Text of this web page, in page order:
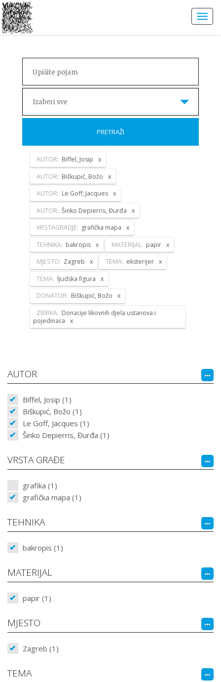
Izaberi sve
PRETRAŽI
AUTOR: Biffel, Josip
AUTOR: Biškupić, Božo
AUTOR: Le Goff, Jacques
AUTOR: Šinko Depierris, Đurđa
VRSTAGRADJE: grafička mapa
TEHNIKA: bakropis MATERIJAL: papir
MJESTO: Zagreb TEMA: eksterijer
TEMA: ljudska figura
DONATOR: Biškupić, Božo
ZBIRKA: Donacije likovnih djela ustanova i
pojedinaca
AUTOR
Biffel, Josip (1)
Biškupić, Božo (1)
Le Goff, Jacques (1)
Šinko Depierris, Đurđa (1)
VRSTA GRAĐE
grafika (1)
grafička mapa (1)
TEHNIKA
bakropis (1)
MATERIJAL
papir (1)
MJESTO
Zagreb (1)
TEMA